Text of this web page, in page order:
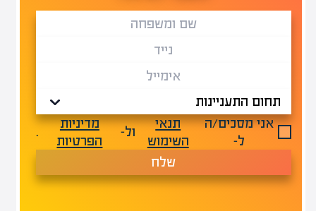
אני מסכים/ה
ל-
תנאי
השימוש
ול-
מדיניות
הפרטיות
.
שלח